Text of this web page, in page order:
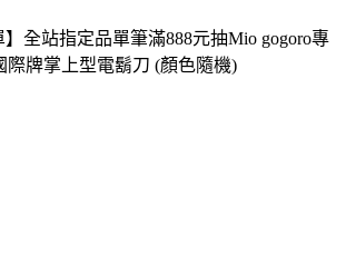
】全站指定品單筆滿888元抽Mio gogoro專
際牌掌上型電鬍刀 (顏色隨機)